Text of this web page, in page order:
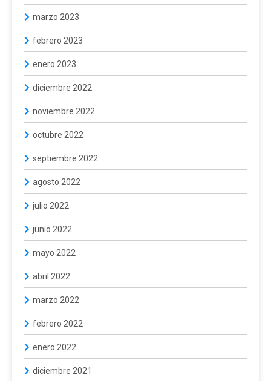
marzo 2023
febrero 2023
enero 2023
diciembre 2022
noviembre 2022
octubre 2022
septiembre 2022
agosto 2022
julio 2022
junio 2022
mayo 2022
abril 2022
marzo 2022
febrero 2022
enero 2022
diciembre 2021